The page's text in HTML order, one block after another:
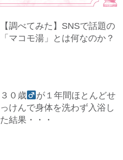
【調べてみた】SNSで話題の
「マコモ湯」とは何なのか？
３０歳
が１年間ほとんどせ
っけんで身体を洗わず入浴し
た結果・・・